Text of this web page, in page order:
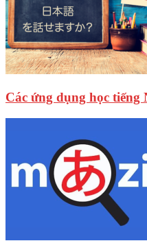
Các ứng dụng học